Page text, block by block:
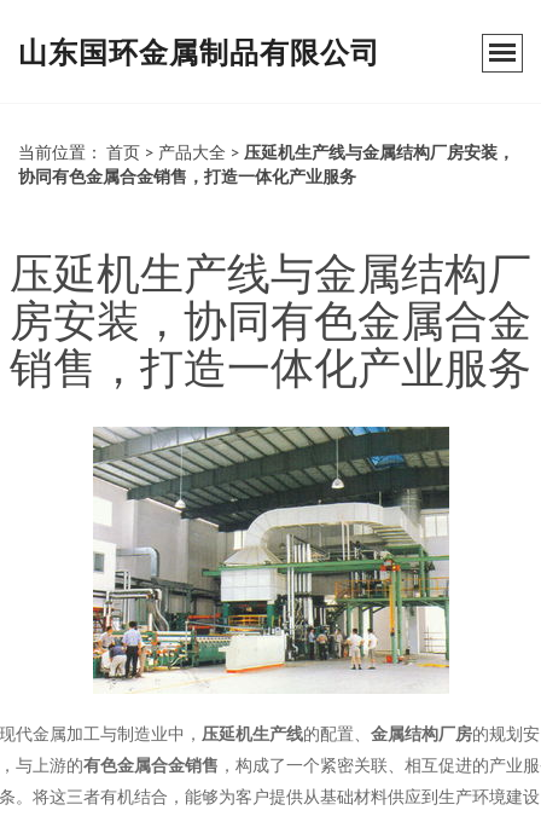
山东国环金属制品有限公司
当前位置： 首页 > 产品大全 > 压延机生产线与金属结构厂房安装，
协同有色金属合金销售，打造一体化产业服务
压延机生产线与金属结构厂
房安装，协同有色金属合金
销售，打造一体化产业服务
代金属加工与制造业中， 压延机生产线的配置、 金属结构厂房的规划安
与上游的有色金属合金销售 ，构成了一个紧密关联、相互促进的产业
。将这三者有机结合，能够为客户提供从基础材料供应到生产环境建